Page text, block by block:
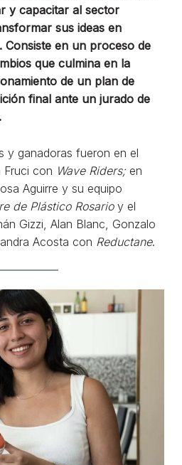
y capacitar al sector
sus ideas en
Consiste en un proceso de
que culmina en la
de un plan de
final ante un jurado de
y ganadoras fueron en el
Fruci con Wave Riders; en
Aguirre y su equipo
de Plástico Rosarioy el
Gizzi, Alan Blanc, Gonzalo
Acosta con Reductane.